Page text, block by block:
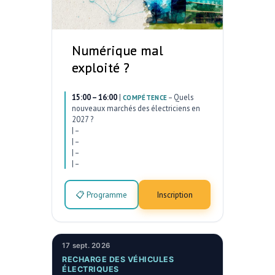
Numérique mal
exploité ?
15:00 – 16:00 | COMPÉTENCE – Quels
nouveaux marchés des électriciens en
2027 ?
| –
| –
| –
| –
📋 Programme Inscription
17 sept. 2026
RECHARGE DES VÉHICULES
ÉLECTRIQUES